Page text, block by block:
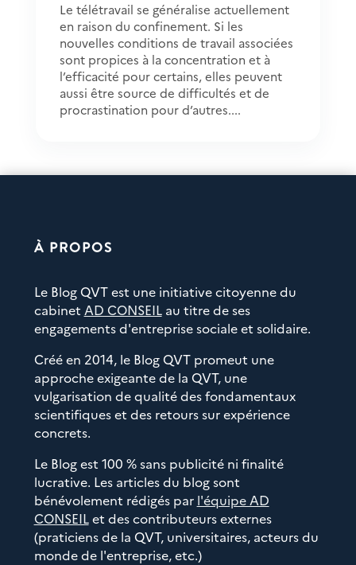
Le télétravail se généralise actuellement
en raison du confinement. Si les
nouvelles conditions de travail associées
sont propices à la concentration et à
l’efficacité pour certains, elles peuvent
aussi être source de difficultés et de
procrastination pour d’autres....
À PROPOS
Le Blog QVT est une initiative citoyenne du
cabinet AD CONSEILau titre de ses
engagements d'entreprise sociale et solidaire.
Créé en 2014, le Blog QVT promeut une
approche exigeante de la QVT, une
vulgarisation de qualité des fondamentaux
scientifiques et des retours sur expérience
concrets.
Le Blog est 100 % sans publicité ni finalité
lucrative. Les articles du blog sont
bénévolement rédigés par l'équipe AD
CONSEILet des contributeurs externes
(praticiens de la QVT, universitaires, acteurs du
monde de l'entreprise, etc.)